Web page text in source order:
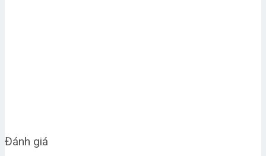
Đánh giá